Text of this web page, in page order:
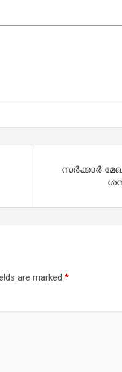
സര്‍ക്കാര്‍
are marked *